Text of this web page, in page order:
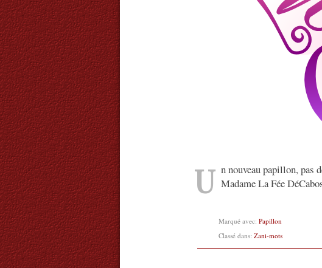
U n nouveau papillon, pas
Madame La Fée
Marqué avec: Papillon
Classé dans: Zani-mots